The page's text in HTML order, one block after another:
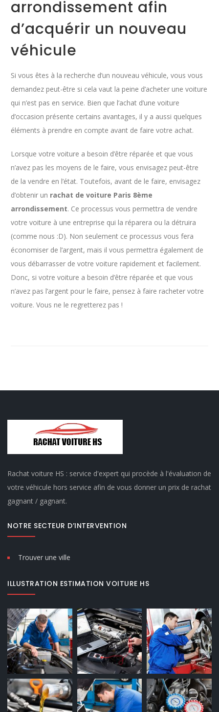
arrondissement afin
d’acquérir un nouveau
véhicule
Si vous êtes à la recherche d’un nouveau véhicule, vous vous
demandez peut-être si cela vaut la peine d’acheter une voiture
qui n’est pas en service. Bien que l’achat d’une voiture
d’occasion présente certains avantages, il y a aussi quelques
éléments à prendre en compte avant de faire votre achat.
Lorsque votre voiture a besoin d’être réparée et que vous
n’avez pas les moyens de le faire, vous envisagez peut-être
de la vendre en l’état. Toutefois, avant de le faire, envisagez
d’obtenir un rachat de voiture Paris 8ème
arrondissement. Ce processus vous permettra de vendre
votre voiture à une entreprise qui la réparera ou la détruira
(comme nous :D). Non seulement ce processus vous fera
économiser de l’argent, mais il vous permettra également de
vous débarrasser de votre voiture rapidement et facilement.
Donc, si votre voiture a besoin d’être réparée et que vous
n’avez pas l’argent pour le faire, pensez à faire racheter votre
voiture. Vous ne le regretterez pas !
Rachat voiture HS : service d'expert qui procède à l'évaluation de
votre véhicule hors service afin de vous donner un prix de rachat
gagnant / gagnant.
NOTRE SECTEUR D’INTERVENTION
Trouver une ville
ILLUSTRATION ESTIMATION VOITURE HS